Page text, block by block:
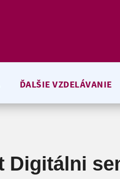
ĎALŠIE VZDELÁVANIE
Digitálni